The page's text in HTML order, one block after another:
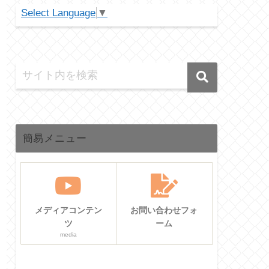
Select Language ▼
簡易メニュー
メディアコンテン
ツ
media
お問い合わせフォ
ーム